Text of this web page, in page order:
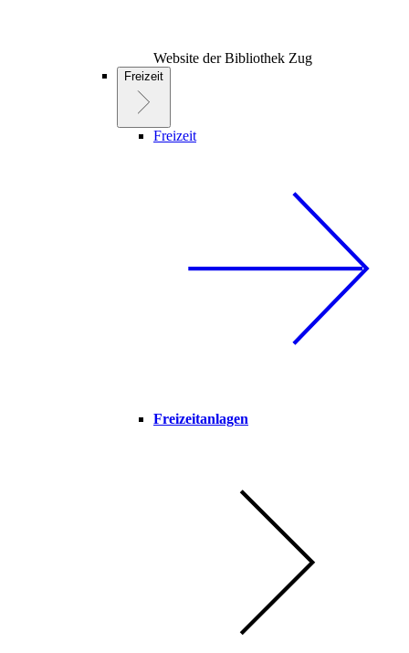
Website der Bibliothek Zug
Freizeit
Freizeit
Freizeitanlagen